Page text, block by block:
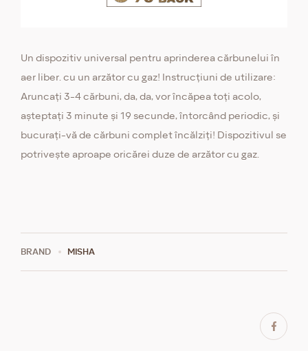
Un dispozitiv universal pentru aprinderea cărbunelui în
aer liber. cu un arzător cu gaz! Instrucțiuni de utilizare:
Aruncați 3-4 cărbuni, da, da, vor încăpea toți acolo,
așteptați 3 minute și 19 secunde, întorcând periodic, și
bucurați-vă de cărbuni complet încălziți! Dispozitivul se
potrivește aproape oricărei duze de arzător cu gaz.
BRAND MISHA